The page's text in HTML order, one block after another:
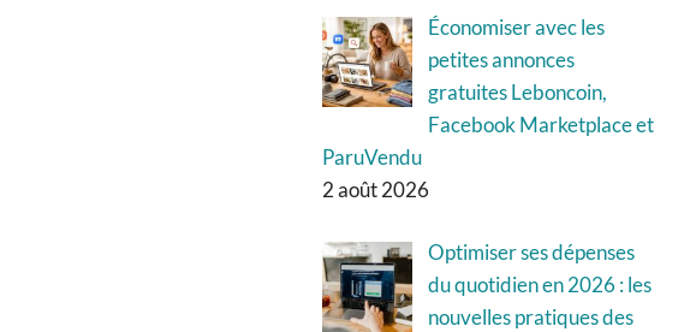
Économiser avec les
petites annonces
gratuites Leboncoin,
Facebook Marketplace et
ParuVendu
2 août 2026
Optimiser ses dépenses
du quotidien en 2026 : les
nouvelles pratiques des